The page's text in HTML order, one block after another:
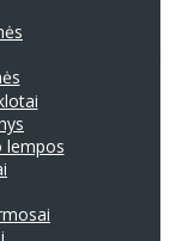
lempos